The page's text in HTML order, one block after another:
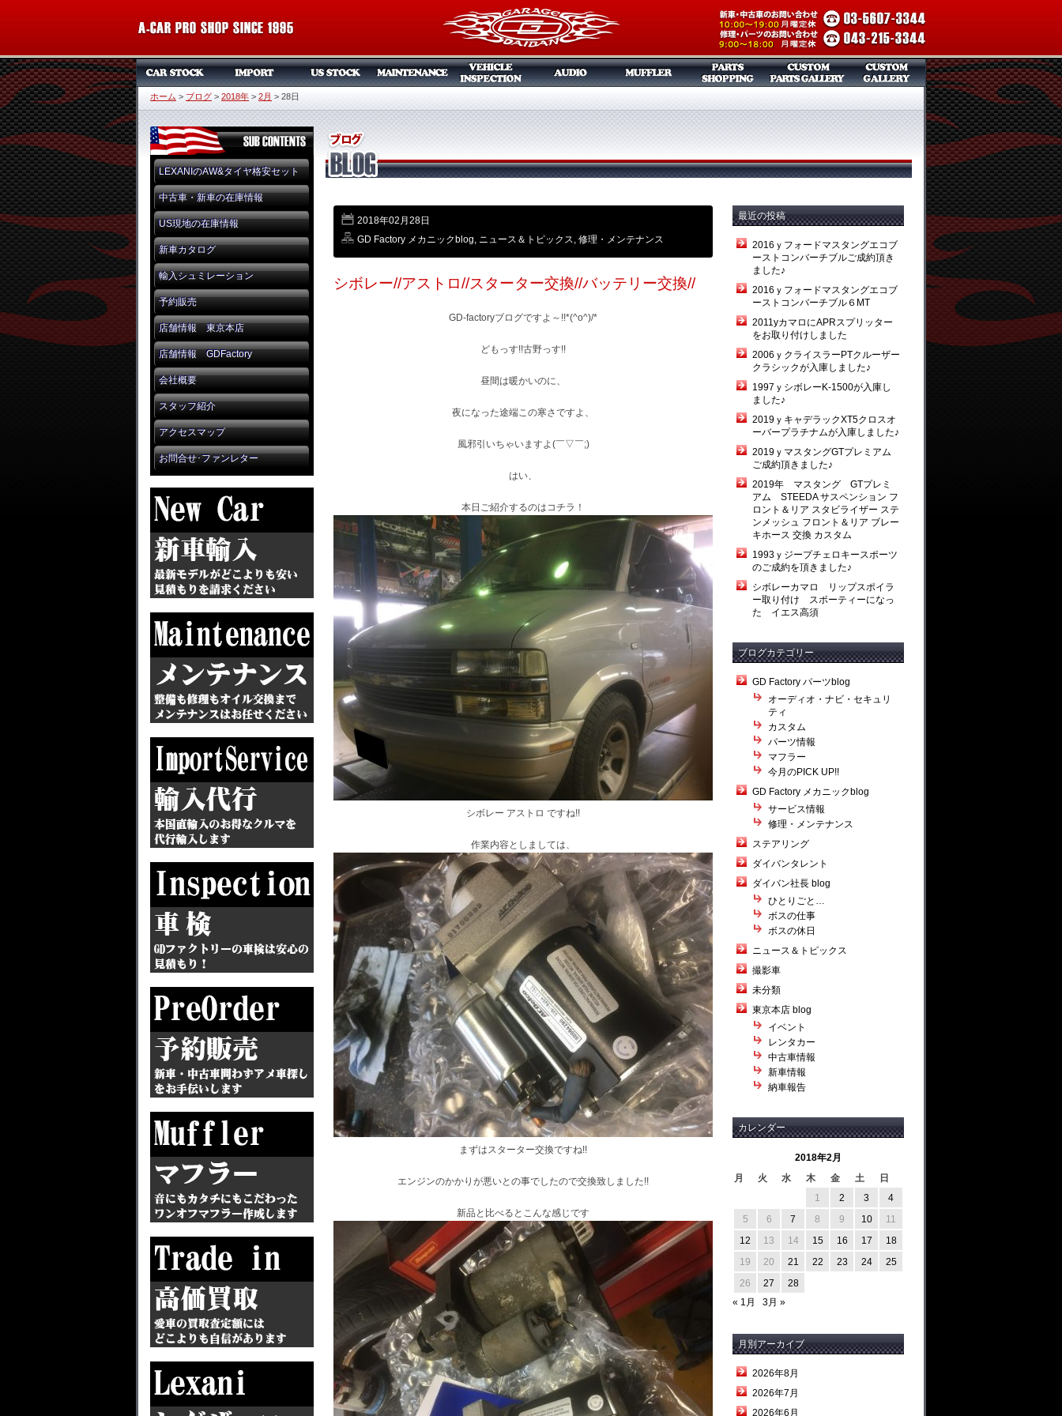
ホーム > ブログ > 2018年 > 2月 > 28日
LEXANIのAW&タイヤ格安セット
中古車・新車の在庫情報
US現地の在庫情報
新車カタログ
輸入シュミレーション
予約販売
店舗情報 東京本店
店舗情報 GDFactory
会社概要
スタッフ紹介
アクセスマップ
お問合せ･ファンレター
2018年02月28日
GD Factory メカニックblog, ニュース＆トピックス, 修理・メンテナンス
シボレー//アストロ//スターター交換//バッテリー交換//
GD-factoryブログですよ～!!*(^o^)/*
どもっす!!古野っす!!
昼間は暖かいのに、
夜になった途端この寒さですよ、
風邪引いちゃいますよ(￣▽￣;)
はい、
本日ご紹介するのはコチラ！
シボレー アストロ ですね!!
作業内容としましては、
まずはスターター交換ですね!!
エンジンのかかりが悪いとの事でしたので交換致しました!!
新品と比べるとこんな感じです
最近の投稿
2016ｙフォードマスタングエコブ
ーストコンバーチブルご成約頂き
ました♪
2016ｙフォードマスタングエコブ
ーストコンバーチブル６MT
2011yカマロにAPRスプリッター
をお取り付けしました
2006ｙクライスラーPTクルーザー
クラシックが入庫しました♪
1997ｙシボレーK-1500が入庫し
ました♪
2019ｙキャデラックXT5クロスオ
ーバープラチナムが入庫しました♪
2019ｙマスタングGTプレミアム
ご成約頂きました♪
2019年 マスタング GTプレミ
アム STEEDA サスペンション フ
ロント＆リア スタビライザー ステ
ンメッシュ フロント＆リア ブレー
キホース 交換 カスタム
1993ｙジープチェロキースポーツ
のご成約を頂きました♪
シボレーカマロ リップスポイラ
ー取り付け スポーティーになっ
た イエス高須
ブログカテゴリー
GD Factory パーツblog
オーディオ・ナビ・セキュリ
ティ
カスタム
パーツ情報
マフラー
今月のPICK UP!!
GD Factory メカニックblog
サービス情報
修理・メンテナンス
ステアリング
ダイバンタレント
ダイバン社長 blog
ひとりごと…
ボスの仕事
ボスの休日
ニュース＆トピックス
撮影車
未分類
東京本店 blog
イベント
レンタカー
中古車情報
新車情報
納車報告
カレンダー
2018年2月
月
火 水 木 金 土
日
1
2 3
4
5
6 7 8 9 10
11
12
13 14 15 16 17
18
19
20 21 22 23 24
25
26
27
28
« 1月
3月 »
月別アーカイブ
2026年8月
2026年7月
2026年6月